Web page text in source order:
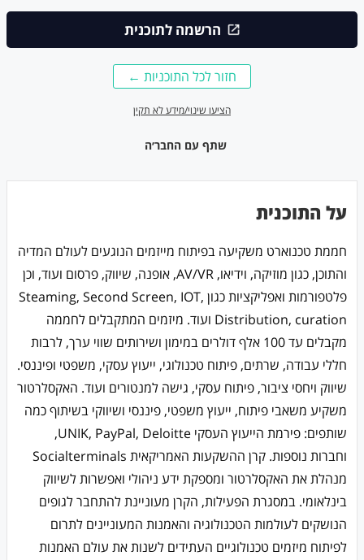
הרשמה לתוכנית
הציעו שינוי/מידע לא תקין
חזור לכל התוכניות ←
שתף עם החבר׳ה
על התוכנית
חממת טכנוארט משקיעה בפיתוח מייזמים הנוגעים לעולם המדיה
והתוכן, כגון מוזיקה, וידיאו, AV/VR, אופנה, שיווק, פרסום ועוד, וכן
פלטפורמות ואפליקציות כגון Steaming, Second Screen, IOT,
Distribution, curation ועוד. מיזמים המתקבלים לחממה
מקבלים עד 100 אלף דולרים במימון ושירותים שווי ערך, לרבות
חללי עבודה, שרתים, פיתוח טכנולוגי, ייעוץ עסקי, משפטי ופיננסי.
שיווק ויחסי ציבור, פיתוח עסקי, גישה למנטורים ועוד. האקסלרטור
משקיע משאבי פיתוח, ייעוץ משפטי, פיננסי ושיווקי בשיתוף כמה
שותפים: פירמת הייעוץ העסקי UNIK, PayPal, Deloitte,
וחברות נוספות. קרן ההשקעות האמריקאית Socialterminals
מנהלת את האקסלרטור ומספקת ידע ניהולי ואפשרות לשיווק
בינלאומי. במסגרת הפעילות, הקרן מעוניינת להתחבר לגופים
הנושקים לעולמות הטכנולוגיה והאמנות המעוניינים לתרום
לפיתוח מיזמים טכנולוגיים העתידים לשנות את עולם האמנות